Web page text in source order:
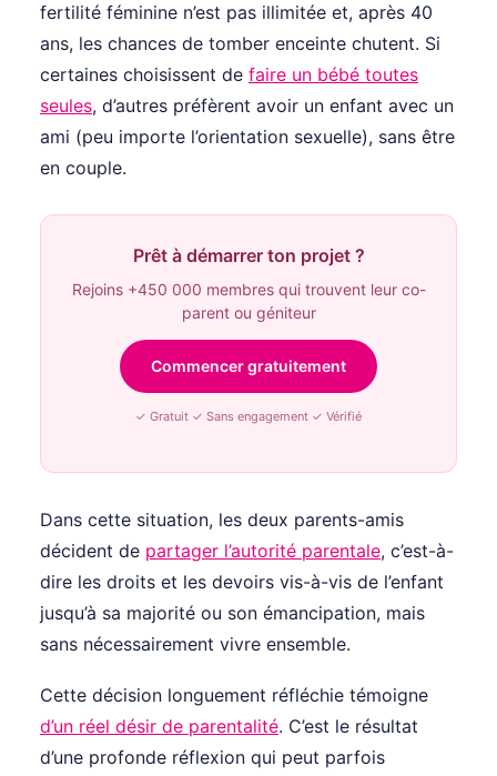
fertilité féminine n’est pas illimitée et, après 40
ans, les chances de tomber enceinte chutent. Si
certaines choisissent de faire un bébé toutes
seules, d’autres préfèrent avoir un enfant avec un
ami (peu importe l’orientation sexuelle), sans être
en couple.
Prêt à démarrer ton projet ?
Rejoins +450 000 membres qui trouvent leur co-
parent ou géniteur
Commencer gratuitement
✓ Gratuit ✓ Sans engagement ✓ Vérifié
Dans cette situation, les deux parents-amis
décident de partager l’autorité parentale, c’est-à-
dire les droits et les devoirs vis-à-vis de l’enfant
jusqu’à sa majorité ou son émancipation, mais
sans nécessairement vivre ensemble.
Cette décision longuement réfléchie témoigne
d’un réel désir de parentalité. C’est le résultat
d’une profonde réflexion qui peut parfois